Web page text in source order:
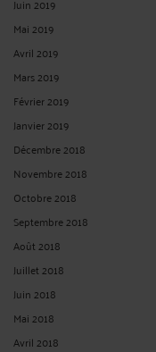
Mai 2019
Avril 2019
Mars 2019
Février 2019
Janvier 2019
Décembre 2018
Novembre 2018
Octobre 2018
Septembre 2018
Août 2018
Juillet 2018
Juin 2018
Mai 2018
Avril 2018